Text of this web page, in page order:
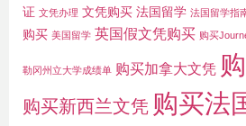
证 文凭办理 文凭购买 法国留学 法国留学指
购买 美国留学 英国假文凭购买 购买
勒冈州立大学成绩单 购买加拿大文凭
购买新西兰文凭 购买法